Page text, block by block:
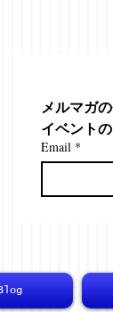
メルマガ
イベントの
Email *
Blog